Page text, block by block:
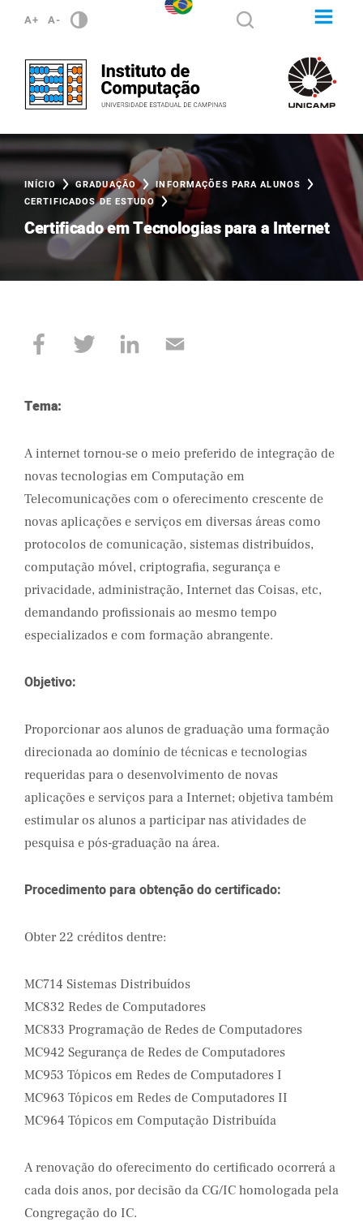
A+ A-
INÍCIO GRADUAÇÃO
INFORMAÇÕES PARA ALUNOS
CERTIFICADOS DE ESTUDO
Certificado em Tecnologias para a Internet
Tema:
A internet tornou-se o meio preferido de integração de
novas tecnologias em Computação em
Telecomunicações com o oferecimento crescente de
novas aplicações e serviços em diversas áreas como
protocolos de comunicação, sistemas distribuídos,
computação móvel, criptografia, segurança e
privacidade, administração, Internet das Coisas, etc,
demandando profissionais ao mesmo tempo
especializados e com formação abrangente.
Objetivo:
Proporcionar aos alunos de graduação uma formação
direcionada ao domínio de técnicas e tecnologias
requeridas para o desenvolvimento de novas
aplicações e serviços para a Internet; objetiva também
estimular os alunos a participar nas atividades de
pesquisa e pós-graduação na área.
Procedimento para obtenção do certificado:
Obter 22 créditos dentre:
MC714 Sistemas Distribuídos
MC832 Redes de Computadores
MC833 Programação de Redes de Computadores
MC942 Segurança de Redes de Computadores
MC953 Tópicos em Redes de Computadores I
MC963 Tópicos em Redes de Computadores II
MC964 Tópicos em Computação Distribuída
A renovação do oferecimento do certificado ocorrerá a
cada dois anos, por decisão da CG/IC homologada pela
Congregação do IC.